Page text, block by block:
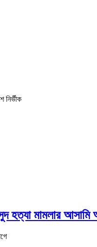
হত্যা মামলার